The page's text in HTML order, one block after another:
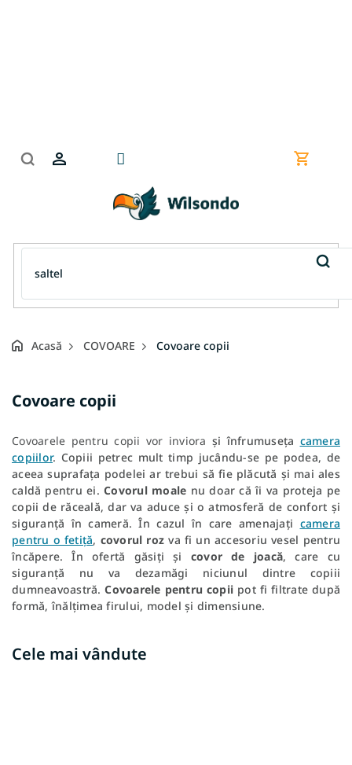
Coş
Acasă COVOARE Covoare copii
Covoare copii
Covoarele pentru copii vor inviora și înfrumuseța camera
copiilor. Copiii petrec mult timp jucându-se pe podea, de
aceea suprafața podelei ar trebui să fie plăcută și mai ales
caldă pentru ei.Covorul moale nu doar că îi va proteja pe
copii de răceală, dar va aduce și o atmosferă de confort și
siguranță în cameră. În cazul în care amenajați camera
pentru o fetiță, covorul roz va fi un accesoriu vesel pentru
încăpere. În ofertă găsiți și covor de joacă, care cu
siguranță nu va dezamăgi niciunul dintre copiii
dumneavoastră.Covoarele pentru copii pot fi filtrate după
formă, înălțimea firului, model și dimensiune.
Cele mai vândute